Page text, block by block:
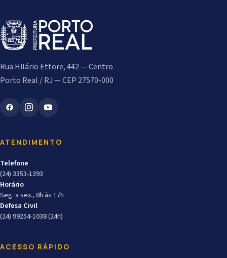
Rua Hilário Ettore, 442 — Centro
Porto Real / RJ — CEP 27570-000
ATENDIMENTO
Telefone
(24) 3353-1393
Horário
Seg. a sex., 8h às 17h
Defesa Civil
(24) 99254-1038 (24h)
ACESSO RÁPIDO